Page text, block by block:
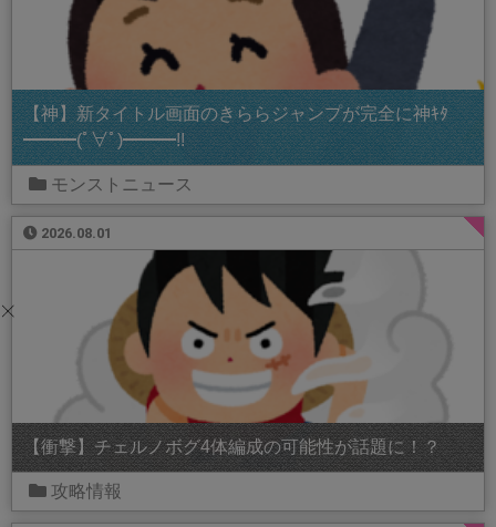
【神】新タイトル画面のきららジャンプが完全に神ｷﾀ
━━━(ﾟ∀ﾟ)━━━!!
モンストニュース
2026.08.01
【衝撃】チェルノボグ4体編成の可能性が話題に！？
攻略情報